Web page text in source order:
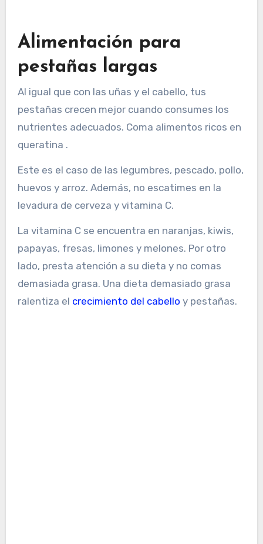
Alimentación para
pestañas largas
Al igual que con las uñas y el cabello, tus
pestañas crecen mejor cuando consumes los
nutrientes adecuados. Coma alimentos ricos en
queratina .
Este es el caso de las legumbres, pescado, pollo,
huevos y arroz. Además, no escatimes en la
levadura de cerveza y vitamina C.
La vitamina C se encuentra en naranjas, kiwis,
papayas, fresas, limones y melones. Por otro
lado, presta atención a su dieta y no comas
demasiada grasa. Una dieta demasiado grasa
ralentiza el crecimiento del cabello y pestañas.